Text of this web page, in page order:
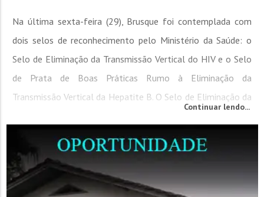
Na última sexta-feira (29), Brusque foi contemplada com
dois selos de reconhecimento pelo Ministério da Saúde: o
Selo de Eliminação da Transmissão Vertical do HIV e o Selo
de Prata de Boas Práticas Rumo à Eliminação da
Transmissão Vertical da Hepatite B. O Selo de Eliminação da
critérios rigorosos para prevenir a...
Continuar lendo...